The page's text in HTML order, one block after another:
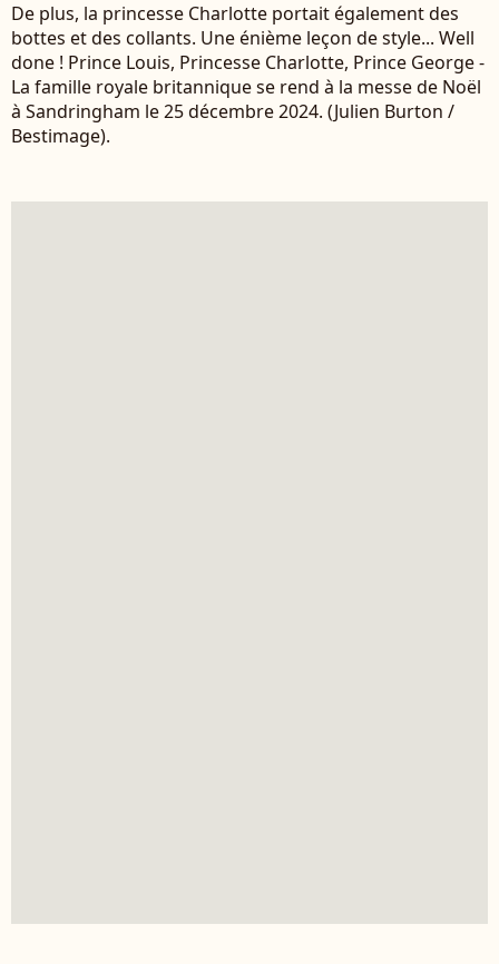
De plus, la princesse Charlotte portait également des
bottes et des collants. Une énième leçon de style... Well
done ! Prince Louis, Princesse Charlotte, Prince George -
La famille royale britannique se rend à la messe de Noël
à Sandringham le 25 décembre 2024. (Julien Burton /
Bestimage).